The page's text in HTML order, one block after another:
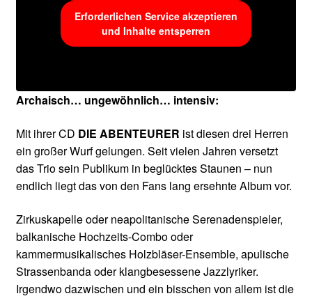
Erforderlichen Service akzeptieren
und Inhalte entsperren
Archaisch… ungewöhnlich… intensiv:
Mit ihrer CD DIE ABENTEURER ist diesen drei Herren
ein großer Wurf gelungen. Seit vielen Jahren versetzt
das Trio sein Publikum in beglücktes Staunen – nun
endlich liegt das von den Fans lang ersehnte Album vor.
Zirkuskapelle oder neapolitanische Serenadenspieler,
balkanische Hochzeits-Combo oder
kammermusikalisches Holzbläser-Ensemble, apulische
Strassenbanda oder klangbesessene Jazzlyriker.
Irgendwo dazwischen und ein bisschen von allem ist die